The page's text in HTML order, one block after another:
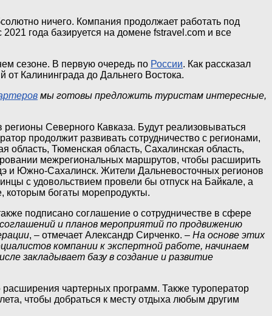
ничего. Компания продолжает работать под
года базируется на домене fstravel.com и все
сезоне. В первую очередь по России. Как рассказал
от Калининграда до Дальнего Востока.
мы готовы предложить туристам интересные,
Северного Кавказа. Будут реализовываться
продолжит развивать сотрудничество с регионами,
область, Тюменская область, Сахалинская область,
межрегиональных маршрутов, чтобы расширить
и Южно-Сахалинск. Жители Дальневосточных регионов
с удовольствием провели бы отпуск на Байкале, а
которым богаты морепродукты.
подписано соглашение о сотрудничестве в сфере
и планов мероприятий по продвижению
, – отмечает Александр Сирченко. – На основе этих
компании к экспертной работе, начинаем
закладывает базу в создание и развитие
чартерных программ. Также туроператор
чтобы добраться к месту отдыха любым другим